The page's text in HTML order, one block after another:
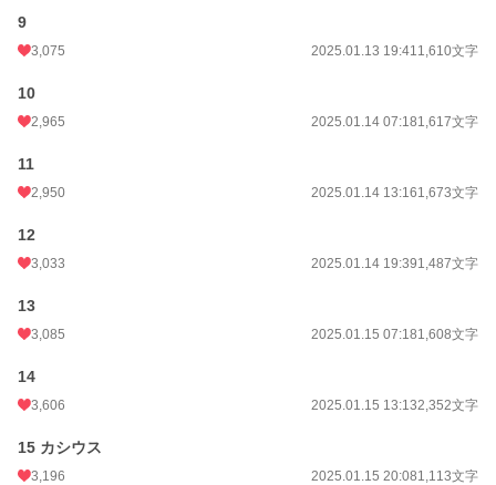
9
3,075 2025.01.13 19:411,610文字
10
2,965 2025.01.14 07:181,617文字
11
2,950 2025.01.14 13:161,673文字
12
3,033 2025.01.14 19:391,487文字
13
3,085 2025.01.15 07:181,608文字
14
3,606 2025.01.15 13:132,352文字
15 カシウス
3,196 2025.01.15 20:081,113文字